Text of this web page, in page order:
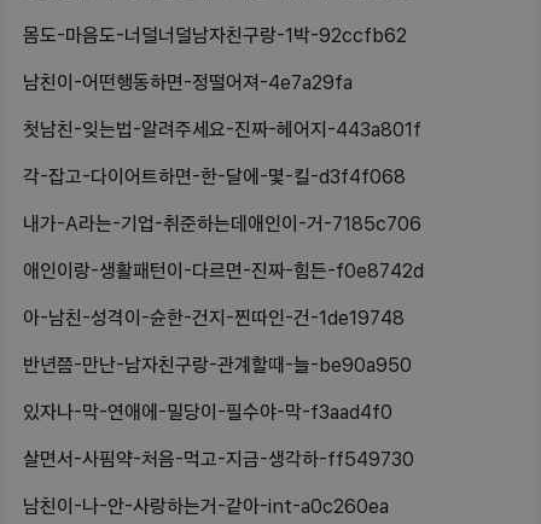
몸도-마음도-너덜너덜남자친구랑-1박-92ccfb62
남친이-어떤행동하면-정떨어져-4e7a29fa
첫남친-잊는법-알려주세요-진짜-헤어지-443a801f
각-잡고-다이어트하면-한-달에-몇-킬-d3f4f068
내가-A라는-기업-취준하는데애인이-거-7185c706
애인이랑-생활패턴이-다르면-진짜-힘든-f0e8742d
아-남친-성격이-슌한-건지-찐따인-건-1de19748
반년쯤-만난-남자친구랑-관계할때-늘-be90a950
있자나-막-연애에-밀당이-필수야-막-f3aad4f0
살면서-사핌약-처음-먹고-지금-생각하-ff549730
남친이-나-안-사랑하는거-같아-int-a0c260ea